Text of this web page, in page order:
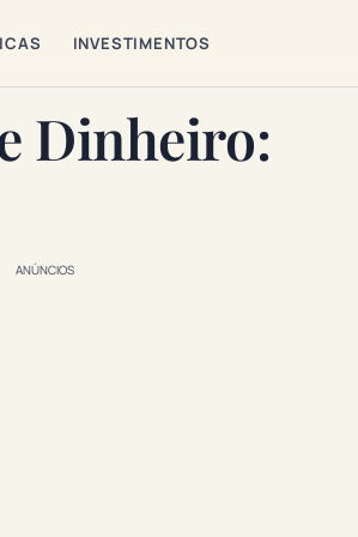
INVESTIMENTOS
Dinheiro:
ANÚNCIOS